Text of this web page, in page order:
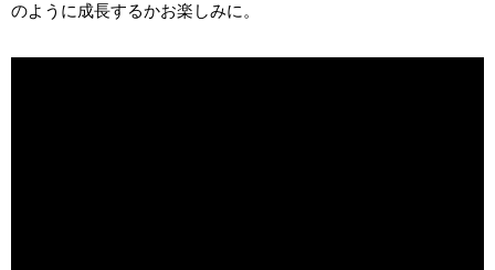
のように成長するかお楽しみに。